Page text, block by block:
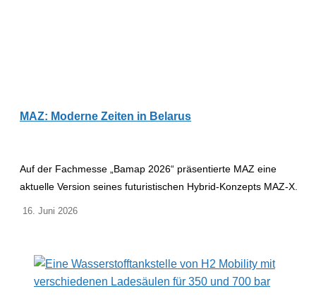
MAZ: Moderne Zeiten in Belarus
Auf der Fachmesse „Bamap 2026“ präsentierte MAZ eine
aktuelle Version seines futuristischen Hybrid-Konzepts MAZ-X.
16. Juni 2026